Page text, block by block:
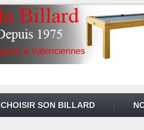
CHOISIR SON BILLARD